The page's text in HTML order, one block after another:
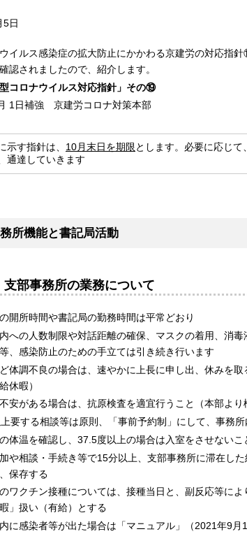
5日
イルス感染症の拡大防止にかかわる京建労の対応指
認されましたので、紹介します。
型コロナウイルス対応指針」その⑲
1日補強 京建労コロナ対策本部
す指針は、 10月末日を期限とします。必要に応じ
通達していきます
所機能と書記局活動
支部事務所の業務について
所時間や書記局の勤務時間は平常どおり
の人数制限や対話距離の確保、マスクの着用、消毒
、感染防止のための手立ては引き続き行います
調不良の場合は、速やかに上長に申し出、休みを取
休暇）
がある場合は、抗原検査を適宜行うこと（本部より
する相談等は原則、「事前予約制」にして、事務所
温を確認し、37.5度以上の場合は入室をさせないこ
相談・手続き等で15分以上、支部事務所に滞在した
保存する
クチン接種については、接種当日と、副反応等によ
」扱い（有給）とする
感染者等が出た場合は「マニュアル」（2021年9月1